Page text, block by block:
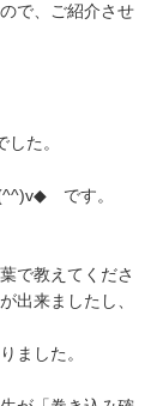
で、ご紹介させ
た。
です。
で教えてくださ
出来ましたし、
ました。